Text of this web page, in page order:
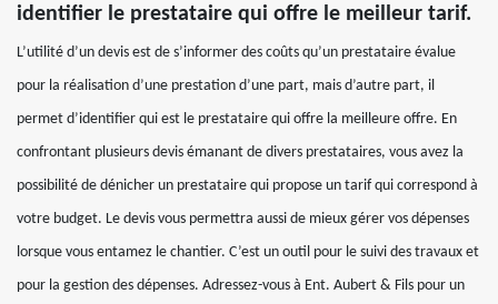
identifier le prestataire qui offre le meilleur tarif.
L’utilité d’un devis est de s’informer des coûts qu’un prestataire évalue
pour la réalisation d’une prestation d’une part, mais d’autre part, il
permet d’identifier qui est le prestataire qui offre la meilleure offre. En
confrontant plusieurs devis émanant de divers prestataires, vous avez la
possibilité de dénicher un prestataire qui propose un tarif qui correspond à
votre budget. Le devis vous permettra aussi de mieux gérer vos dépenses
lorsque vous entamez le chantier. C’est un outil pour le suivi des travaux et
pour la gestion des dépenses. Adressez-vous à Ent. Aubert & Fils pour un